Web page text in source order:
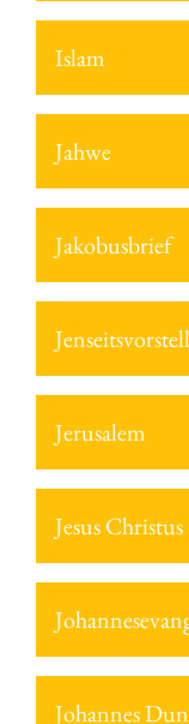
Islam
Jahwe
Jakobusbrief
Jerusalem
Jesus Christus
Johannes